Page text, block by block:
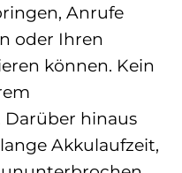
Anrufe
oder Ihren
können. Kein
hinaus
Akkulaufzeit,